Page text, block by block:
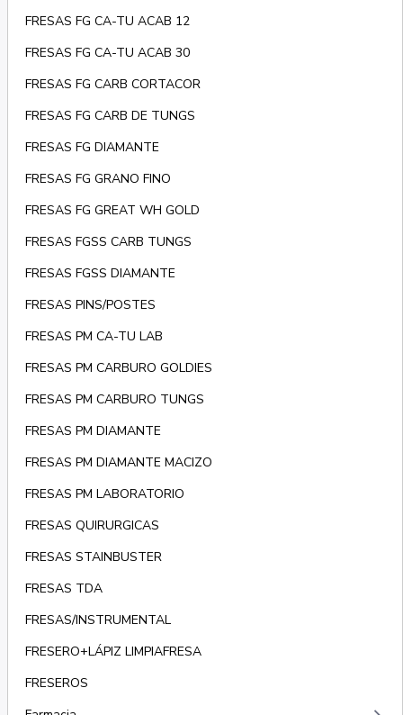
FRESAS FG CA-TU ACAB 12
FRESAS FG CA-TU ACAB 30
FRESAS FG CARB CORTACOR
FRESAS FG CARB DE TUNGS
FRESAS FG DIAMANTE
FRESAS FG GRANO FINO
FRESAS FG GREAT WH GOLD
FRESAS FGSS CARB TUNGS
FRESAS FGSS DIAMANTE
FRESAS PINS/POSTES
FRESAS PM CA-TU LAB
FRESAS PM CARBURO GOLDIES
FRESAS PM CARBURO TUNGS
FRESAS PM DIAMANTE
FRESAS PM DIAMANTE MACIZO
FRESAS PM LABORATORIO
FRESAS QUIRURGICAS
FRESAS STAINBUSTER
FRESAS TDA
FRESAS/INSTRUMENTAL
FRESERO+LÁPIZ LIMPIAFRESA
FRESEROS